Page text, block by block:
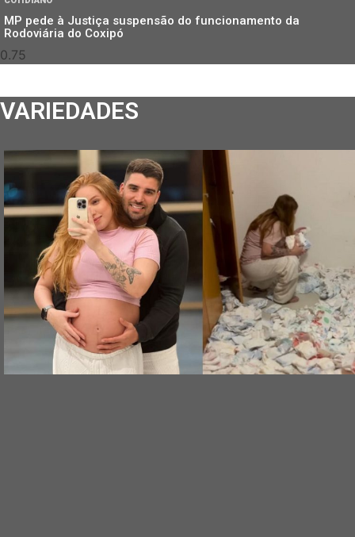
MP pede à Justiça suspensão do funcionamento da
Rodoviária do Coxipó
VARIEDADES